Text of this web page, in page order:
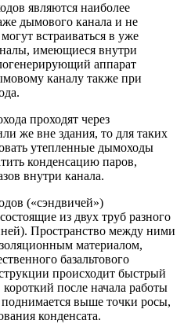
являются наиболее
дымового канала и не
встраиваться в уже
имеющиеся внутри
аппарат
каналу также при
проходят через
же вне здания, то для таких
утепленные дымоходы
конденсацию паров,
внутри канала.
(«сэндвичей»)
из двух труб разного
Пространство между ними
материалом,
базальтового
происходит быстрый
после начала работы
выше точки росы,
конденсата.